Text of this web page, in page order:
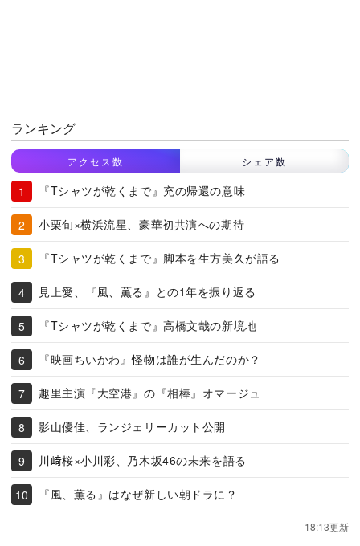
ランキング
アクセス数 シェア数
『Tシャツが乾くまで』充の帰還の意味
小栗旬×横浜流星、豪華初共演への期待
『Tシャツが乾くまで』脚本を生方美久が語る
見上愛、『風、薫る』との1年を振り返る
『Tシャツが乾くまで』高橋文哉の新境地
『映画ちいかわ』怪物は誰が生んだのか？
趣里主演『大空港』の『相棒』オマージュ
影山優佳、ランジェリーカット公開
川﨑桜×小川彩、乃木坂46の未来を語る
『風、薫る』はなぜ新しい朝ドラに？
18:13更新